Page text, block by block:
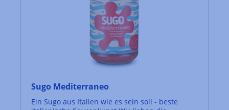
Sugo Mediterraneo
Ein Sugo aus Italien wie es sein soll - beste